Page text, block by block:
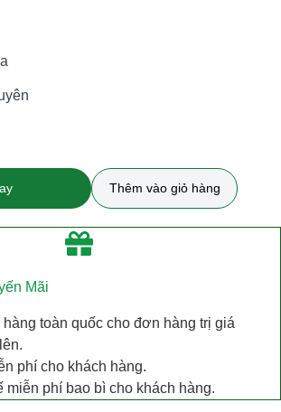
Thêm vào giỏ hàng
Mãi
hàng toàn quốc cho đơn hàng trị giá
phí cho khách hàng.
miễn phí bao bì cho khách hàng.